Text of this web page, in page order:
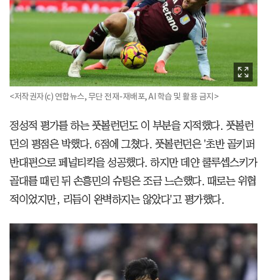
<저작권자(c) 연합뉴스, 무단 전재-재배포, AI 학습 및 활용 금지>
정성적 평가를 하는 풋볼런던도 이 부분을 지적했다. 풋볼런
던의 평점은 박했다. 6점에 그쳤다. 풋볼런던은 '초반 골키퍼
반대편으로 페널티킥을 성공했다. 하지만 데얀 쿨루셉스키가
골대를 때린 뒤 손흥민의 슈팅은 조금 느슨했다. 때로는 위협
적이었지만, 리듬이 완벽하지는 않았다'고 평가했다.